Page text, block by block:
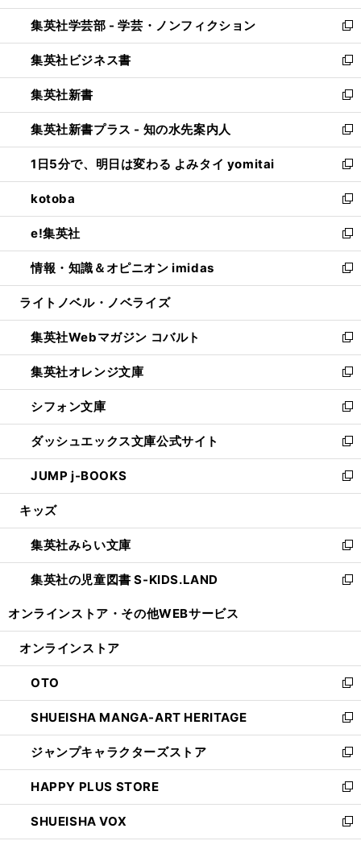
開
く
ウ
で
開
く
ン
ド
ウ
で
開
く
ウ
ィ
ン
ド
ウ
で
開
く
集英社学芸部 - 学芸・ノンフィクション
新
し
い
ウ
ィ
ン
ド
ウ
で
開
く
集英社ビジネス書
新
し
い
ウ
ィ
ン
ド
ウ
で
開
く
集英社新書
新
し
い
ウ
ィ
ン
ド
ウ
で
開
く
集英社新書プラス - 知の水先案内人
新
し
い
ウ
ィ
ン
ド
ウ
で
開
1日5分で、明日は変わる よみタイ yomitai
新
し
い
ウ
ィ
ン
ド
ウ
開
く
kotoba
新
し
い
ウ
ィ
ン
ウ
で
開
く
e!集英社
新
し
い
ウ
ン
ド
ウ
で
開
く
情報・知識＆オピニオン imidas
新
し
ウ
ィ
ン
ド
ウ
で
開
く
ライトノベル・ノベライズ
集英社Webマガジン コバルト
新
し
い
ウ
ィ
ン
ド
ウ
で
開
集英社オレンジ文庫
新
し
い
ウ
ィ
ン
ド
ウ
開
く
シフォン文庫
新
し
い
ウ
ィ
ン
ウ
で
開
く
ダッシュエックス文庫公式サイト
新
し
い
ウ
ン
ド
ウ
で
JUMP j-BOOKS
新
し
ウ
ィ
ン
ド
開
キッズ
集英社みらい文庫
新
し
い
ン
ウ
で
開
く
集英社の児童図書 S-KIDS.LAND
新
ウ
ン
ド
ウ
で
開
く
オンラインストア・ その他WEBサービス
オンラインストア
OTO
新
し
い
ウ
ィ
ン
ド
ウ
で
開
SHUEISHA MANGA-ART HERITAGE
新
し
い
ウ
ィ
ン
ド
ウ
ジャンプキャラクターズストア
新
し
い
ウ
ィ
ン
HAPPY PLUS STORE
新
し
い
ウ
SHUEISHA VOX
新
し